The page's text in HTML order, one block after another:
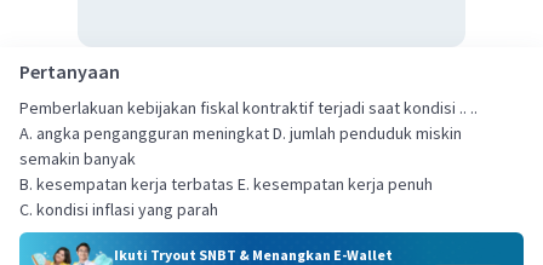
Pertanyaan
Pemberlakuan kebijakan fiskal kontraktif terjadi saat kondisi .. ..
A. angka pengangguran meningkat D. jumlah penduduk miskin
semakin banyak
B. kesempatan kerja terbatas E. kesempatan kerja penuh
C. kondisi inflasi yang parah
Ikuti Tryout SNBT & Menangkan E-Wallet